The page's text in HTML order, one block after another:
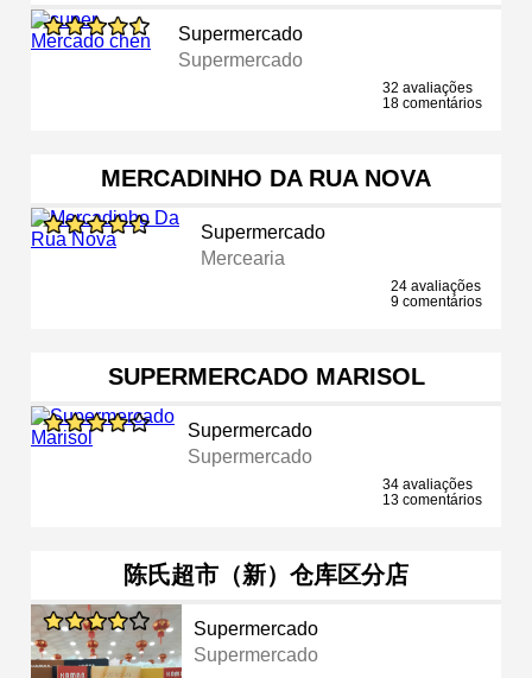
Supermercado
Supermercado
32 avaliações
18 comentários
MERCADINHO DA RUA NOVA
Supermercado
Mercearia
24 avaliações
9 comentários
SUPERMERCADO MARISOL
Supermercado
Supermercado
34 avaliações
13 comentários
陈氏超市（新）仓库区分店
Supermercado
Supermercado